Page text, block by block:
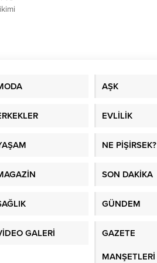
AŞK
EVLİLİK
NE PİŞİRSEK?
SON DAKİKA
GÜNDEM
GALERİ GAZETE
MANŞETLERİ